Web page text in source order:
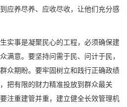
应养尽养、应收尽收，让他们充分感
实事是凝聚民心的工程，必须确保建
满意。要坚持问需于民、问计于民，
众期盼。要牢固树立和践行正确政绩
把有限的财力精准投放到群众最关
注重建管并重，建立健全长效管理机